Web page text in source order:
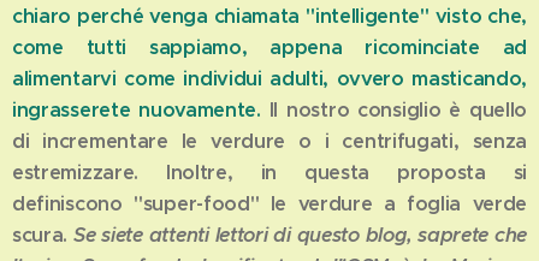
chiaro perché venga chiamata "intelligente" visto che,
come tutti sappiamo, appena ricominciate ad
alimentarvi come individui adulti, ovvero masticando,
ingrasserete nuovamente. Il nostro consiglio è quello
di incrementare le verdure o i centrifugati, senza
estremizzare. Inoltre, in questa proposta si
definiscono "super-food" le verdure a foglia verde
scura.Se siete attenti lettori di questo blog, saprete che